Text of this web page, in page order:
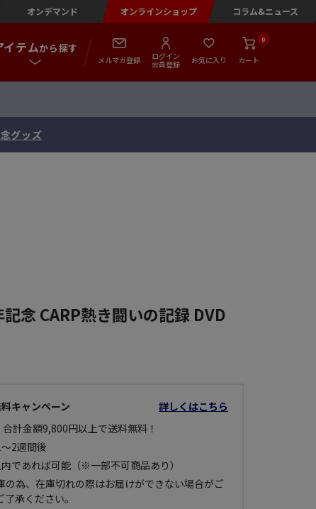
オンデマンド オンラインショップ コラム&ニュース
イテムから探す
メルマガ登録
ログイン
会員登録
お気に入り カート
0
サイン入りフォトファイル
念 CARP熱き闘いの記録 DVD
キャンペーン
詳しくはこちら
計金額9,800円以上で送料無料！
2週間後
であれば可能（※一部不可商品あり）
の為、在庫切れの際はお届けができない場合がご
承ください。